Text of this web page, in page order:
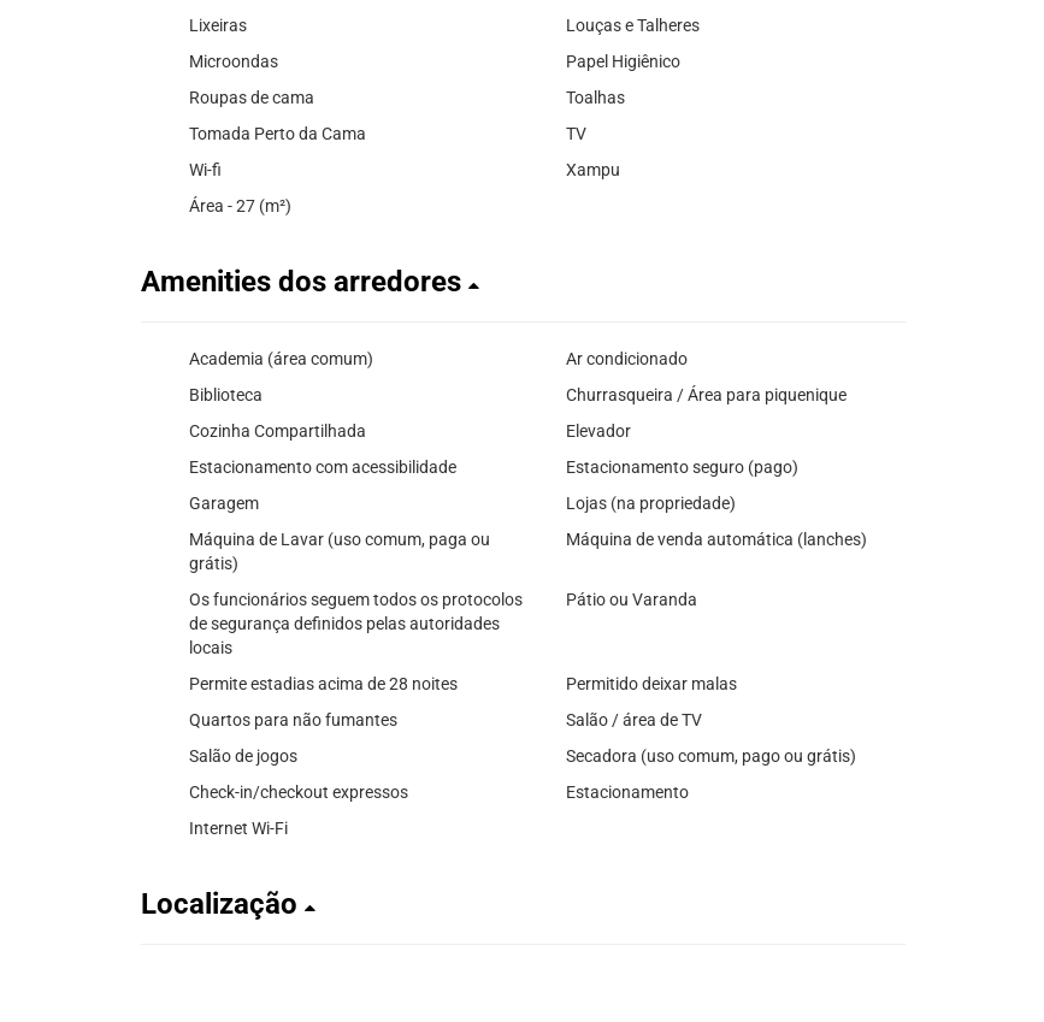
Lixeiras
Louças e Talheres
Microondas
Papel Higiênico
Roupas de cama
Toalhas
Tomada Perto da Cama
TV
Wi-fi
Xampu
Área - 27 (m²)
Amenities dos arredores
Academia (área comum)
Ar condicionado
Biblioteca
Churrasqueira / Área para piquenique
Cozinha Compartilhada
Elevador
Estacionamento com acessibilidade
Estacionamento seguro (pago)
Garagem
Lojas (na propriedade)
Máquina de Lavar (uso comum, paga ou
grátis)
Máquina de venda automática (lanches)
Os funcionários seguem todos os protocolos
de segurança definidos pelas autoridades
locais
Pátio ou Varanda
Permite estadias acima de 28 noites
Permitido deixar malas
Quartos para não fumantes
Salão / área de TV
Salão de jogos
Secadora (uso comum, pago ou grátis)
Check-in/checkout expressos
Estacionamento
Internet Wi-Fi
Localização